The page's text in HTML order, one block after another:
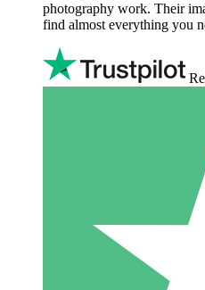
photography work. Their
find almost everything you